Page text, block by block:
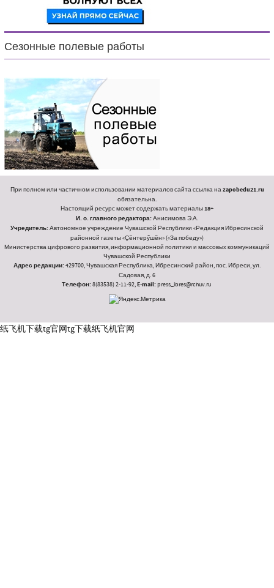
Сезонные полевые работы
При полном или частичном использовании материалов сайта ссылка наzapobedu21.ru
обязательна.
Настоящий ресурс может содержать материалы18+
И. о. главного редактора:Анисимова Э.А.
Учредитель:Автономное учреждение Чувашской Республики «Редакция Ибресинской
районной газеты «Ҫӗнтерӳшӗн» («За победу»)
Министерства цифрового развития, информационной политики и массовых коммуникаций
Чувашской Республики
Адрес редакции:429700, Чувашская Республика, Ибресинский район, пос. Ибреси, ул.
Садовая, д. 6
Телефон:8(83538) 2-11-92,E-mail:press_ibres@rchuv.ru
纸飞机下载tg官网tg下载纸飞机官网